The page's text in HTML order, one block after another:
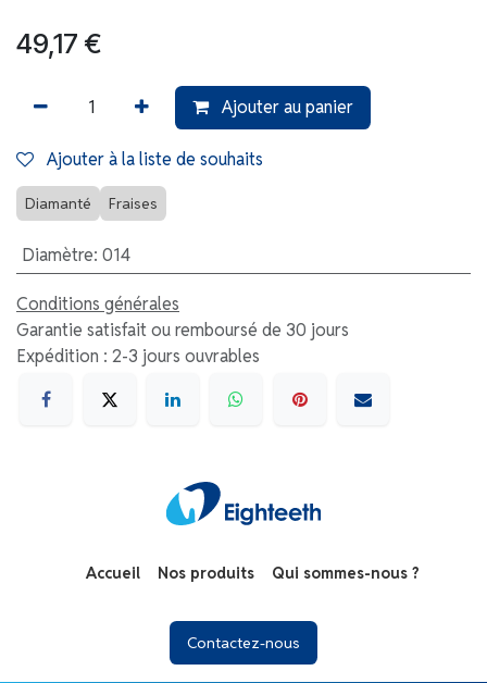
49,17 €
Ajouter au panier
Ajouter à la liste de souhaits
Diamanté Fraises
Diamètre: 014
Conditions générales
Garantie satisfait ou remboursé de 30 jours
Expédition : 2-3 jours ouvrables
Accueil Nos produits Qui sommes-nous ?
Contactez-no​​​​us